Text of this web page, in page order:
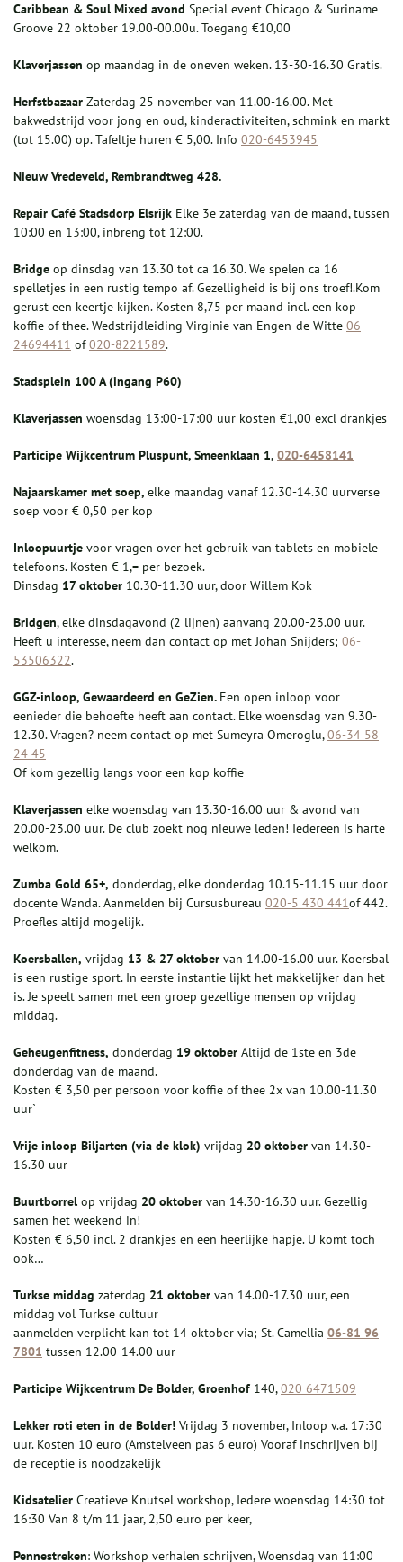
Caribbean & Soul Mixed avond Special event Chicago & Suriname
Groove 22 oktober 19.00-00.00u. Toegang €10,00
Klaverjassen op maandag in de oneven weken. 13-30-16.30 Gratis.
Herfstbazaar Zaterdag 25 november van 11.00-16.00. Met
bakwedstrijd voor jong en oud, kinderactiviteiten, schmink en markt
(tot 15.00) op. Tafeltje huren € 5,00. Info 020-6453945
Nieuw Vredeveld, Rembrandtweg 428.
Repair Café Stadsdorp Elsrijk Elke 3e zaterdag van de maand, tussen
10:00 en 13:00, inbreng tot 12:00.
Bridge op dinsdag van 13.30 tot ca 16.30. We spelen ca 16
spelletjes in een rustig tempo af. Gezelligheid is bij ons troef!.Kom
gerust een keertje kijken. Kosten 8,75 per maand incl. een kop
koffie of thee. Wedstrijdleiding Virginie van Engen-de Witte 06
24694411 of020-8221589.
Stadsplein 100 A (ingang P60)
Klaverjassen woensdag 13:00-17:00 uur kosten €1,00 excl drankjes
Participe Wijkcentrum Pluspunt, Smeenklaan 1, 020-6458141
Najaarskamer met soep, elke maandag vanaf 12.30-14.30 uurverse
soep voor € 0,50 per kop
Inloopuurtje voor vragen over het gebruik van tablets en mobiele
telefoons. Kosten € 1,= per bezoek.
Dinsdag 17 oktober 10.30-11.30 uur, door Willem Kok
Bridgen, elke dinsdagavond (2 lijnen) aanvang 20.00-23.00 uur.
Heeft u interesse, neem dan contact op met Johan Snijders; 06-
53506322.
GGZ-inloop, Gewaardeerd en GeZien. Een open inloop voor
eenieder die behoefte heeft aan contact. Elke woensdag van 9.30-
12.30. Vragen? neem contact op met Sumeyra Omeroglu,06-34 58
24 45
Of kom gezellig langs voor een kop koffie
Klaverjassen elke woensdag van 13.30-16.00 uur & avond van
20.00-23.00 uur. De club zoekt nog nieuwe leden! Iedereen is harte
welkom.
Zumba Gold 65+, donderdag, elke donderdag 10.15-11.15 uur door
docente Wanda. Aanmelden bij Cursusbureau 020-5 430 441of 442.
Proefles altijd mogelijk.
Koersballen, vrijdag 13 & 27 oktober van 14.00-16.00 uur. Koersbal
is een rustige sport. In eerste instantie lijkt het makkelijker dan het
is. Je speelt samen met een groep gezellige mensen op vrijdag
middag.
Geheugenfitness, donderdag 19 oktober Altijd de 1ste en 3de
donderdag van de maand.
Kosten € 3,50 per persoon voor koffie of thee 2x van 10.00-11.30
uur`
Vrije inloop Biljarten (via de klok) vrijdag 20 oktober van 14.30-
16.30 uur
Buurtborrel op vrijdag 20 oktober van 14.30-16.30 uur. Gezellig
samen het weekend in!
Kosten € 6,50 incl. 2 drankjes en een heerlijke hapje. U komt toch
ook…
Turkse middag zaterdag 21 oktober van 14.00-17.30 uur, een
middag vol Turkse cultuur
aanmelden verplicht kan tot 14 oktober via; St. Camellia 06-81 96
7801 tussen 12.00-14.00 uur
Participe Wijkcentrum De Bolder, Groenhof 140,020 6471509
Lekker roti eten in de Bolder! Vrijdag 3 november, Inloop v.a. 17:30
uur. Kosten 10 euro (Amstelveen pas 6 euro) Vooraf inschrijven bij
de receptie is noodzakelijk
Kidsatelier Creatieve Knutsel workshop, Iedere woensdag 14:30 tot
16:30 Van 8 t/m 11 jaar, 2,50 euro per keer,
Pennestreken: Workshop verhalen schrijven, Woensdag van 11:00